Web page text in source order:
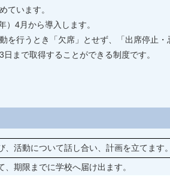
ています。
4月から導入します。
行うとき「欠席」とせず、「出席停止・
まで取得することができる制度です。
活動について話し合い、計画を立てます。
期限までに学校へ届け出ます。